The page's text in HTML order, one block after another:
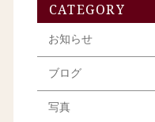
CATEGORY
お知らせ
ブログ
写真